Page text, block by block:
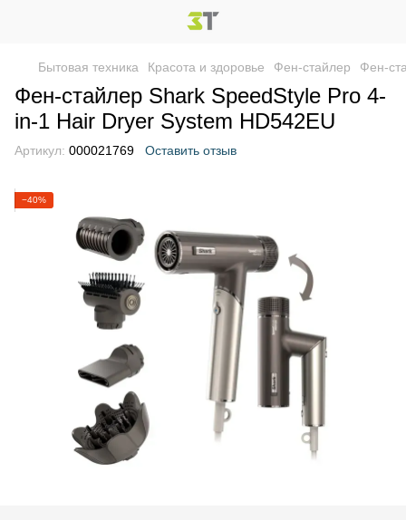
Бытовая техника Красота и здоровье Фен-стайлер Фен-
Фен-стайлер Shark SpeedStyle Pro 4-
in-1 Hair Dryer System HD542EU
Артикул: 000021769 Оставить отзыв
−40%